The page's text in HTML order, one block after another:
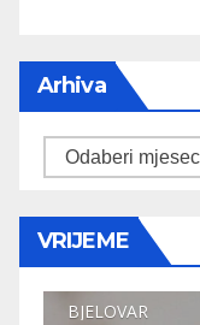
Arhiva
Arhiva
VRIJEME
BJELOVAR